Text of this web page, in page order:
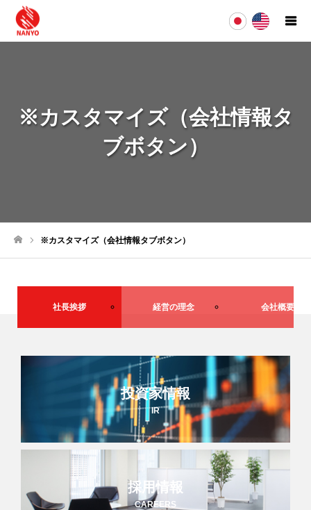
※カスタマイズ（会社情報タ
ブボタン）
※カスタマイズ（会社情報タブボタン）
社長挨拶 経営の理念 会社概要
投資家情報
IR
採用情報
CAREERS